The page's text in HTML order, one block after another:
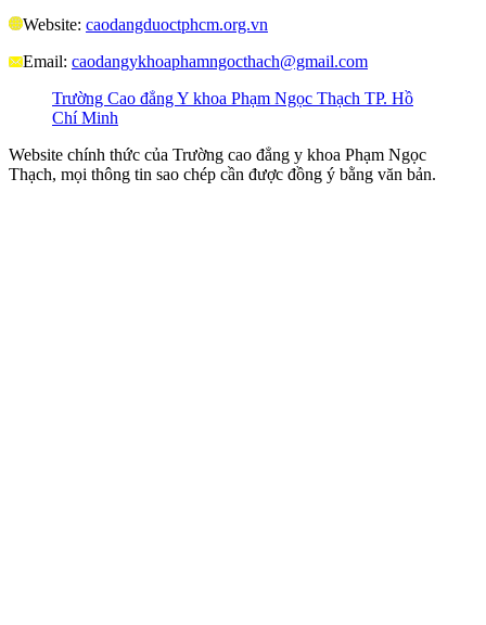
Website: caodangduoctphcm.org.vn
Email: caodangykhoaphamngocthach@gmail.com
Trường Cao đẳng Y khoa Phạm Ngọc Thạch TP. Hồ
Chí Minh
Website chính thức của Trường cao đẳng y khoa Phạm Ngọc
Thạch, mọi thông tin sao chép cần được đồng ý bằng văn bản.